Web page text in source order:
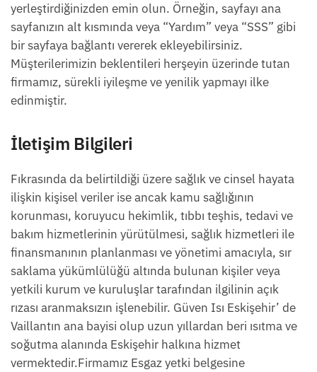
yerleştirdiğinizden emin olun. Örneğin, sayfayı ana
sayfanızın alt kısmında veya “Yardım” veya “SSS” gibi
bir sayfaya bağlantı vererek ekleyebilirsiniz.
Müşterilerimizin beklentileri herşeyin üzerinde tutan
firmamız, sürekli iyileşme ve yenilik yapmayı ilke
edinmiştir.
İletişim Bilgileri
Fıkrasında da belirtildiği üzere sağlık ve cinsel hayata
ilişkin kişisel veriler ise ancak kamu sağlığının
korunması, koruyucu hekimlik, tıbbı teşhis, tedavi ve
bakım hizmetlerinin yürütülmesi, sağlık hizmetleri ile
finansmanının planlanması ve yönetimi amacıyla, sır
saklama yükümlülüğü altında bulunan kişiler veya
yetkili kurum ve kuruluşlar tarafından ilgilinin açık
rızası aranmaksızın işlenebilir. Güven Isı Eskişehir’ de
Vaillantın ana bayisi olup uzun yıllardan beri ısıtma ve
soğutma alanında Eskişehir halkına hizmet
vermektedir.Firmamız Esgaz yetki belgesine